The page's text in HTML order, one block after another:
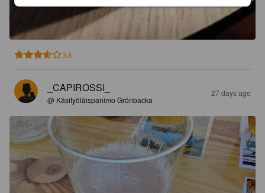
3.6
_CAPIROSSI_
@ Käsityöläispanimo Grönbacka
27 days ago